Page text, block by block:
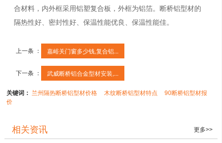
合材料，内外框采用铝塑复合板，外框为铝箔。断桥铝型材的
隔热性好、密封性好、保温性能优良、保温性能佳。
上一条 ： 嘉峪关门窗多少钱,复合铝...
下一条 ： 武威断桥铝合金型材安装,...
关键词： 兰州隔热断桥铝型材价格 木纹断桥铝型材特点
90断桥铝型材报
价
相关资讯 更多>>